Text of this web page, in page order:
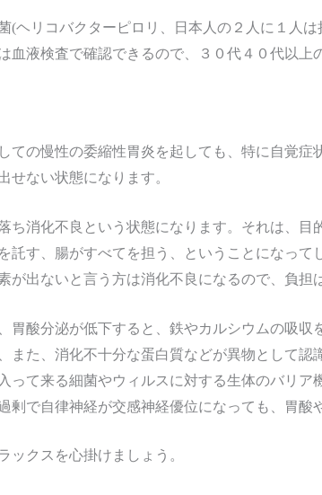
(ヘリコバクターピロリ、日本人の２人に１人
血液検査で確認できるので、３０代４０代以上
ての慢性の委縮性胃炎を起しても、特に自覚
せない状態になります。
ち消化不良という状態になります。それは、
託す、腸がすべてを担う、ということになっ
が出ないと言う方は消化不良になるので、負担
胃酸分泌が低下すると、鉄やカルシウムの吸
また、消化不十分な蛋白質などが異物として
って来る細菌やウィルスに対する生体のバリ
剰で自律神経が交感神経優位になっても、胃酸
ックスを心掛けましょう。